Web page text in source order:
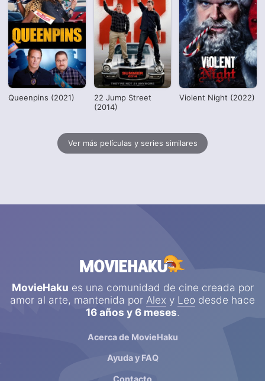
Queenpins (2021)
22 Jump Street
(2014)
Violent Night (2022)
Ver más películas y series similares
MovieHaku es una comunidad de cine creada por
amor al arte, mantenida por Alex y Leo desde hace
16 años y 6 meses.
Acerca de MovieHaku
Ayuda y FAQ
Contacto